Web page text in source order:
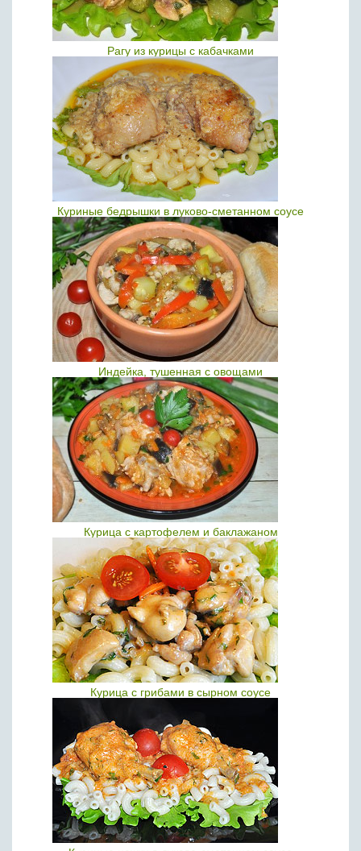
Рагу из курицы с кабачками
Куриные бедрышки в луково-сметанном соусе
Индейка, тушенная с овощами
Курица с картофелем и баклажаном
Курица с грибами в сырном соусе